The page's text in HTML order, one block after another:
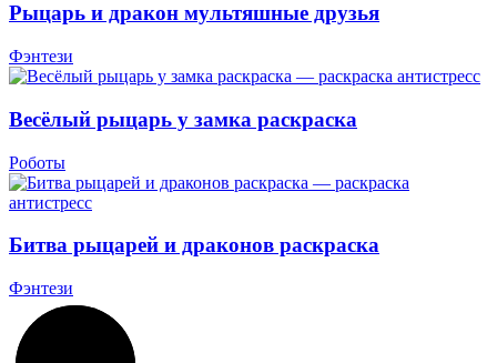
Рыцарь и дракон мультяшные друзья
Фэнтези
Весёлый рыцарь у замка раскраска
Роботы
Битва рыцарей и драконов раскраска
Фэнтези